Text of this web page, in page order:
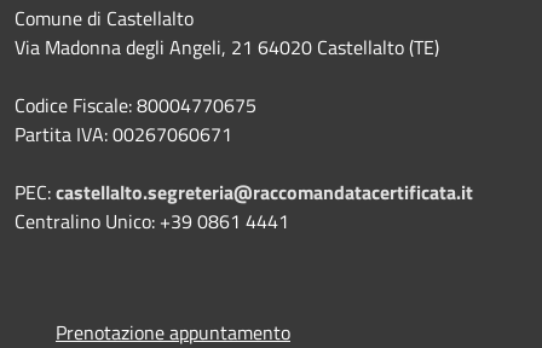
Comune di Castellalto
Via Madonna degli Angeli, 21 64020 Castellalto (TE)
Codice Fiscale: 80004770675
Partita IVA: 00267060671
PEC:castellalto.segreteria@raccomandatacertificata.it
Centralino Unico: +39 0861 4441
Prenotazione appuntamento